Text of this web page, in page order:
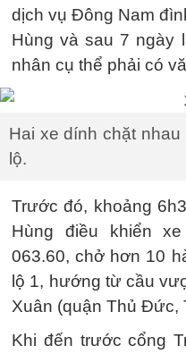
dịch vụ Đông Nam
Hùng và sau 7 ngày
nhân cụ thể phải có
Hai xe dính chặt
lộ.
Trước đó, khoảng
Hùng điều khiển
063.60, chở hơn 10
lộ 1, hướng từ cầu
Xuân (quận Thủ Đức,
Khi đến trước cổng